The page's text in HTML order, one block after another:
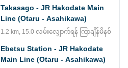
Takasago - JR Hakodate Main
Line (Otaru - Asahikawa)
1.2 km, 15.0 လမ်းလျှောက်ရန် ကြာချိန်မိနစ်
Ebetsu Station - JR Hakodate
Main Line (Otaru - Asahikawa)